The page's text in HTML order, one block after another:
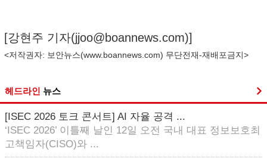
[강현주 기자(jjoo@boannews.com)]
<저작권자: 보안뉴스(www.boannews.com) 무단전재-재배포금지>
헤드라인 뉴스
[ISEC 2026 토크 콘서트] AI 자율 공격 ...
‘ISEC 2026’ 이틀째 날인 12일 오전 국내 대표 정보보호최
고책임자(CISO)와 ...